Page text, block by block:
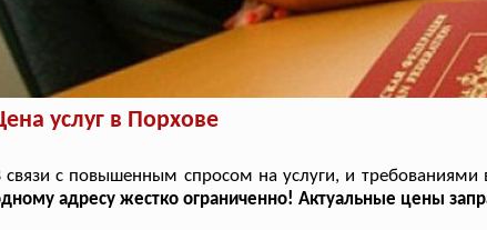
услуг в Порхове
связи с повышенным спросом на услуги, и требованиями
адресу жестко ограниченно! Актуальные цены